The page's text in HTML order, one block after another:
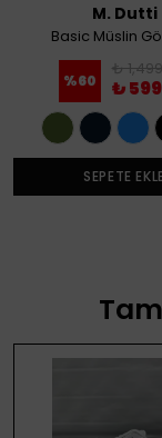
M. Dutti
Basic Müslin
%60
₺
₺
SEPETE